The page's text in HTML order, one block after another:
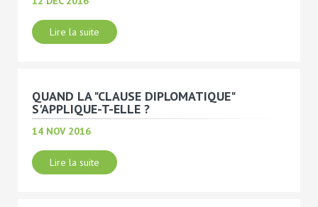
Lire la suite
QUAND LA "CLAUSE DIPLOMATIQUE"
S'APPLIQUE-T-ELLE ?
14 NOV 2016
Lire la suite